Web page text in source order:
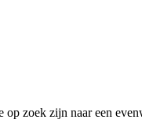
zoek zijn naar een